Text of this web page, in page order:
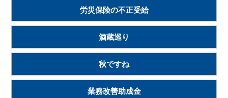
労災保険の不正受給
酒蔵巡り
秋ですね
業務改善助成金